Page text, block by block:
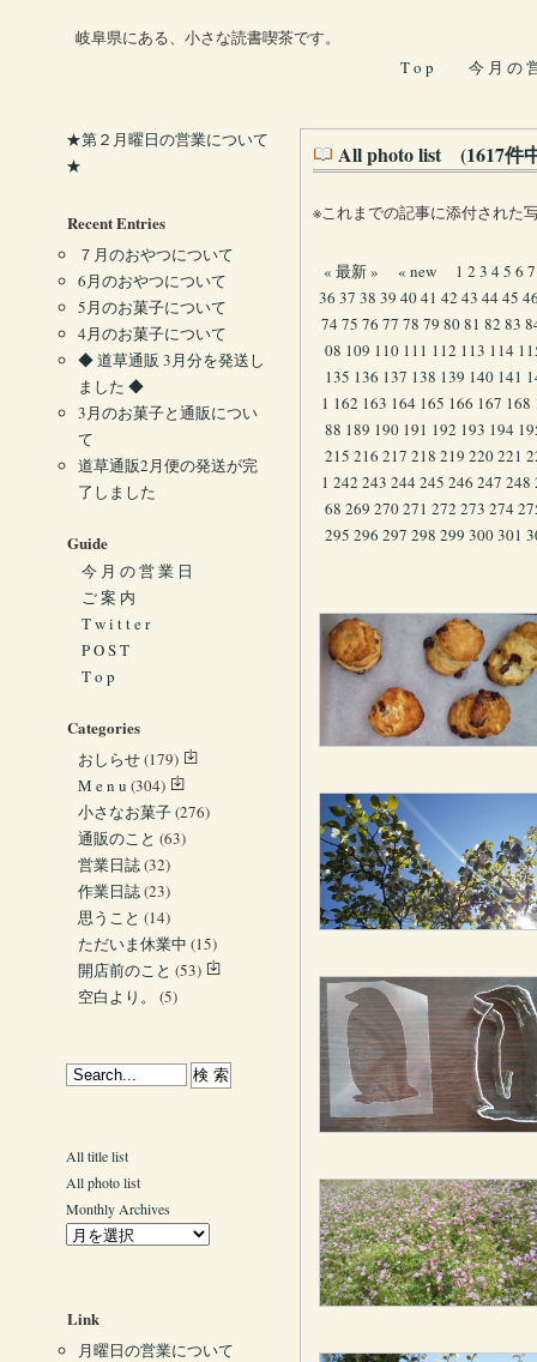
岐阜県にある、小さな読書喫茶です。
T o p
今 月 の
All photo list (1617件
※これまでの記事に添付された
« 最新 » « new 1 2 3 4 5 6 7
36 37 38 39 4041 42 43 44 45
74 75 76 77 78 79 8081 82 83
08 109 110 111 112 113 114
135 136 137 138 139 140 141
1 162 163 164 165 166 167 168
88 189 190 191 192 193 194
215 216 217 218 219 220221
1 242 243 244 245 246 247 248
68 269 270271 272 273 274
295 296 297 298 299 300301
★第２月曜日の営業について
★
Recent Entries
７月のおやつについて
6月のおやつについて
5月のお菓子について
4月のお菓子について
◆ 道草通販 3月分を発送し
ました ◆
3月のお菓子と通販につい
て
道草通販2月便の発送が完
了しました
Guide
今 月 の 営 業 日
ご 案 内
T w i t t e r
P O S T
T o p
Categories
おしらせ(179)
M e n u (304)
小さなお菓子(276)
通販のこと (63)
営業日誌(32)
作業日誌(23)
思うこと (14)
ただいま休業中 (15)
開店前のこと (53)
空白より。
(5)
All title list
All photo list
Monthly Archives
Link
月曜日の営業について